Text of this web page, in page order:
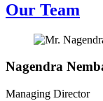
Our Team
Nagendra
Managing Director